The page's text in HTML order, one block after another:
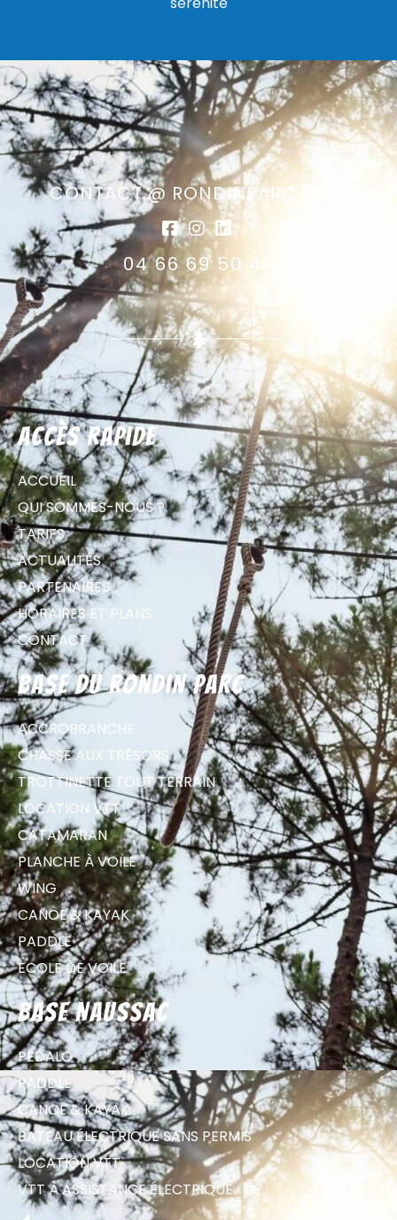
CONTACT @ RONDINPARC.COM
04 66 69 50 46
Accès rapide
ACCUEIL
QUI SOMMES-NOUS ?
TARIFS
ACTUALITÉS
PARTENAIRES
HORAIRES ET PLANS
CONTACT
Base du Rondin parc
ACCROBRANCHE
CHASSE AUX TRÉSORS
TROTTINETTE TOUT TERRAIN
LOCATION VTT
CATAMARAN
PLANCHE À VOILE
WING
CANOË & KAYAK
PADDLE
ECOLE DE VOILE
Base Naussac
PÉDALO
PADDLE
CANOË & KAYAK
BATEAU ÉLECTRIQUE SANS PERMIS
LOCATION VTT
VTT À ASSISTANCE ÉLECTRIQUE